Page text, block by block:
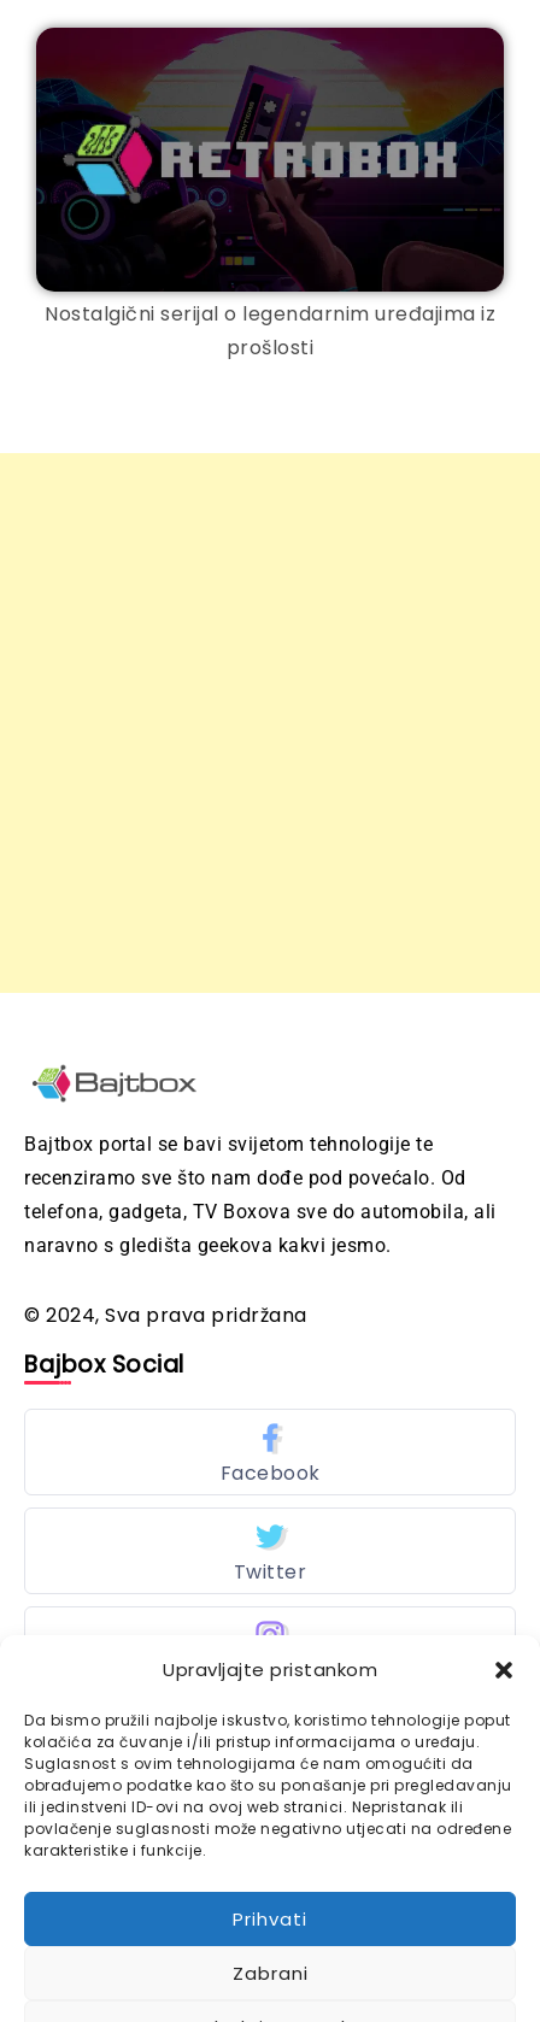
Upravljajte pristankom
Da bismo pružili najbolje iskustvo, koristimo tehnologije poput
kolačića za čuvanje i/ili pristup informacijama o uređaju.
Suglasnost s ovim tehnologijama će nam omogućiti da
obrađujemo podatke kao što su ponašanje pri pregledavanju
ili jedinstveni ID-ovi na ovoj web stranici. Nepristanak ili
povlačenje suglasnosti može negativno utjecati na određene
karakteristike i funkcije.
Prihvati
Zabrani
Nostalgični serijal o legendarnim uređajima iz
prošlosti
Bajtbox portal se bavi svijetom tehnologije te
recenziramo sve što nam dođe pod povećalo. Od
telefona, gadgeta, TV Boxova sve do automobila, ali
naravno s gledišta geekova kakvi jesmo.
© 2024, Sva prava pridržana
Bajbox Social
Facebook
Twitter
Instagram
Bajtbox
Linkovi
Kontaktirajte nas
Impressum
Bajtbox koristi
usluge.